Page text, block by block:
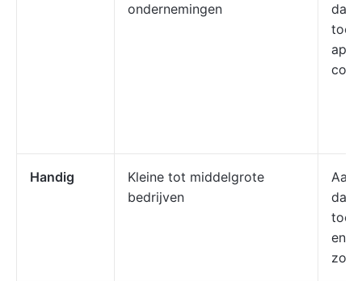
ondernemingen
code
Handig
Kleine tot middelgrote
bedrijven
en